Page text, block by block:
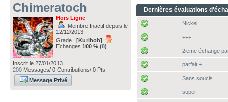
Chimeratoch
Hors Ligne
Membre Inactif depuis le
12/12/2013
Grade : [Kuriboh]
Echanges 100 % (8)
Inscrit le 27/01/2013
200 Messages/ 0 Contributions/ 0 Pts
Message Privé
Dernières évaluations
Nickel
+++
2ieme échange
parfait +
Sans soucis
super